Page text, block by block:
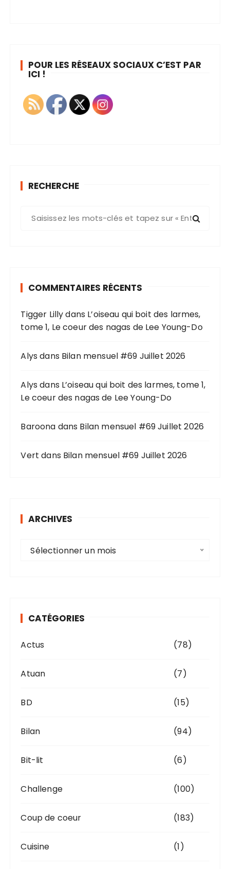
POUR LES RÉSEAUX SOCIAUX C’EST PAR
ICI !
RECHERCHE
e
p
u
:
COMMENTAIRES RÉCENTS
Tigger Lillydans L’oiseau qui boit des larmes,
tome 1, Le coeur des nagas de Lee Young-Do
Alys dans Bilan mensuel #69 Juillet 2026
Alys dans L’oiseau qui boit des larmes, tome 1,
Le coeur des nagas de Lee Young-Do
Baroona dans Bilan mensuel #69 Juillet 2026
Vert dans Bilan mensuel #69 Juillet 2026
ARCHIVES
e
Sélectionner un mois
CATÉGORIES
Actus (78)
Atuan (7)
BD (15)
Bilan (94)
Bit-lit (6)
Challenge (100)
Coup de coeur (183)
Cuisine (1)